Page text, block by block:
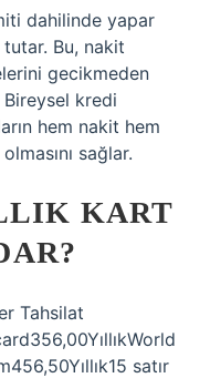
dahilinde yapar
tutar. Bu, nakit
gecikmeden
kredi
hem nakit hem
sağlar.
KART
Tahsilat
satır